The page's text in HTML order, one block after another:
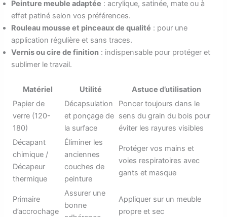
Peinture meuble adaptée : acrylique, satinée, mate ou à
effet patiné selon vos préférences.
Rouleau mousse et pinceaux de qualité : pour une
application régulière et sans traces.
Vernis ou cire de finition : indispensable pour protéger et
sublimer le travail.
Matériel Utilité
Astuce d’utilisation
Papier de
verre (120-
180)
Décapsulation
et ponçage de
la surface
Poncer toujours dans le
sens du grain du bois pour
éviter les rayures visibles
Décapant
chimique /
Décapeur
thermique
Éliminer les
anciennes
couches de
peinture
Protéger vos mains et
voies respiratoires avec
gants et masque
Primaire
d’accrochage
Assurer une
bonne
Appliquer sur un meuble
propre et sec